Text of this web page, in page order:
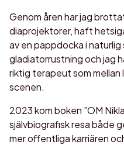
Genom åren har jag
diaprojektorer, haft
av en pappdocka i
gladiatorrustning och jag
riktig terapeut som
scenen.
2023 kom boken ”OM
självbiografisk resa både
mer offentliga karriären